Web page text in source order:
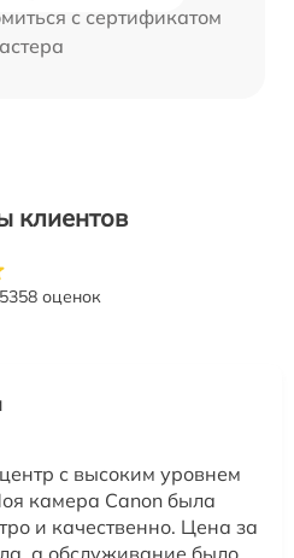
с сертификатом
клиентов
5358 оценок
с высоким уровнем
камера Canon была
и качественно. Цена за
а обслуживание было